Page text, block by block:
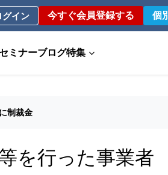
グイン 今すぐ会員登録する 個
セミナーブログ特集
制裁金
を行った事業者